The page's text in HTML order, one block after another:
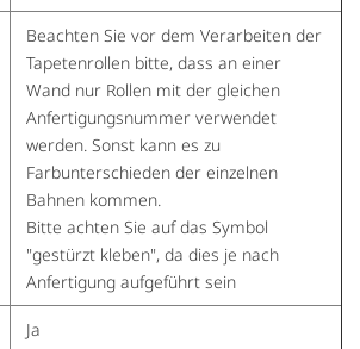
Beachten Sie vor dem Verarbeiten der
Tapetenrollen bitte, dass an einer
Wand nur Rollen mit der gleichen
Anfertigungsnummer verwendet
werden. Sonst kann es zu
Farbunterschieden der einzelnen
Bahnen kommen.
Bitte achten Sie auf das Symbol
"gestürzt kleben", da dies je nach
Anfertigung aufgeführt sein
Ja